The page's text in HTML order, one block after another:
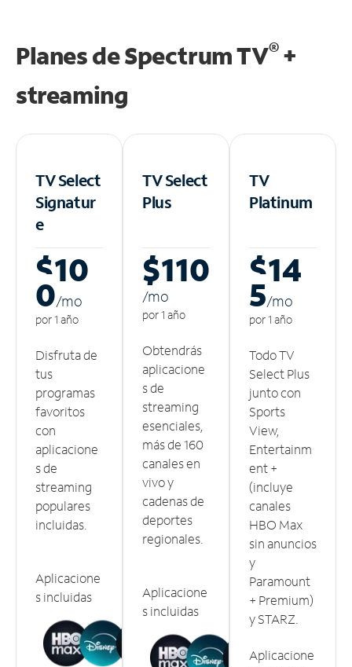
Planes de Spectrum TV®+
streaming
TV Select
Signatur
e
$10
0/mo
por 1 año
Disfruta de
tus
programas
favoritos
con
aplicacione
s de
streaming
populares
incluidas.
Aplicacione
s incluidas
TV Select
Plus
$110
/mo
por 1 año
Obtendrás
aplicacione
s de
streaming
esenciales,
más de 160
canales en
vivo y
cadenas de
deportes
regionales.
Aplicacione
s incluidas
TV
Platinum
$14
5/mo
por 1 año
Todo TV
Select Plus
junto con
Sports
View,
Entertainm
ent +
(incluye
canales
HBO Max
sin anuncios
y
Paramount
+ Premium)
y STARZ.
Aplicacione